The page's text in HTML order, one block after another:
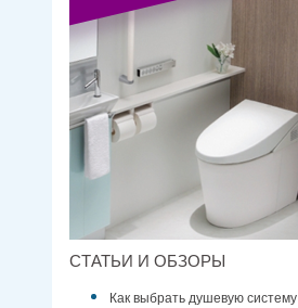
СТАТЬИ И ОБЗОРЫ
Как выбрать душевую систему